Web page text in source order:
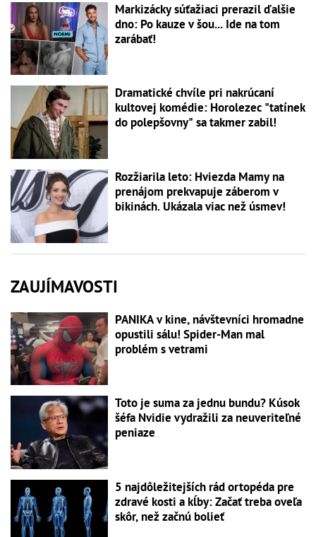
Markizácky súťažiaci prerazil ďalšie
dno: Po kauze v šou... Ide na tom
zarábať!
Dramatické chvíle pri nakrúcaní
kultovej komédie: Horolezec "tatínek
do polepšovny" sa takmer zabil!
Rozžiarila leto: Hviezda Mamy na
prenájom prekvapuje záberom v
bikinách. Ukázala viac než úsmev!
ZAUJÍMAVOSTI
PANIKA v kine, návštevníci hromadne
opustili sálu! Spider-Man mal
problém s vetrami
Toto je suma za jednu bundu? Kúsok
šéfa Nvidie vydražili za neuveriteľné
peniaze
5 najdôležitejších rád ortopéda pre
zdravé kosti a kĺby: Začať treba oveľa
skôr, než začnú bolieť